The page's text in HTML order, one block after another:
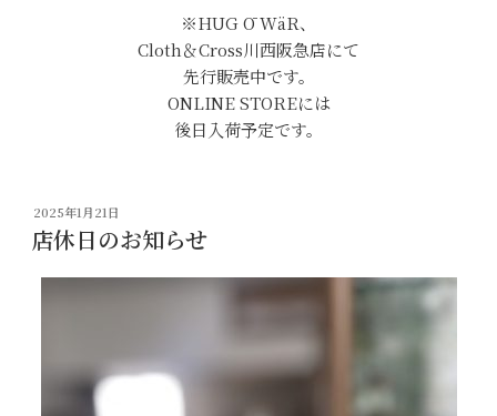
※HUG Ō WäR、
Cloth＆Cross川西阪急店にて
先行販売中です。
ONLINE STOREには
後日入荷予定です。
投
稿
日:
2025年1月21日
店休日のお知らせ